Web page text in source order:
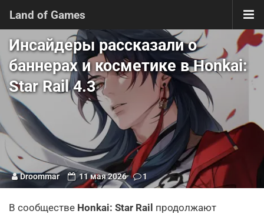
Land of Games
Инсайдеры рассказали о
баннерах и косметике в Honkai:
Star Rail 4.3
Droommar 11 мая 2026 1
В сообществе Honkai: Star Rail продолжают